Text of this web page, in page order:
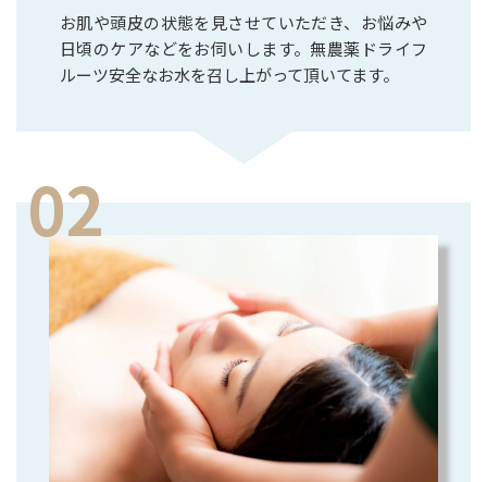
お肌や頭皮の状態を見させていただき、お悩みや
日頃のケアなどをお伺いします。無農薬ドライフ
ルーツ安全なお水を召し上がって頂いてます。